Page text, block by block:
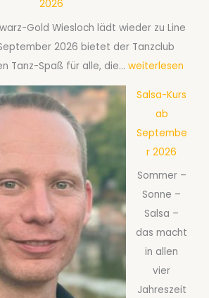
2026
Gold Wiesloch lädt wieder zu Line
2026 bietet der Tanzclub
Tanz-Spaß für alle, die… L
weiterlesen
Salsa-Kurs
ab
Septembe
r 2026
Sommer –
Sonne –
Salsa –
das macht
in allen
vier
Jahreszeit